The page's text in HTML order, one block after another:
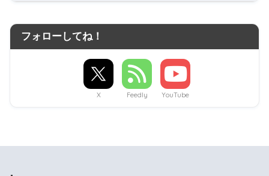
フォローしてね！
X Feedly YouTube